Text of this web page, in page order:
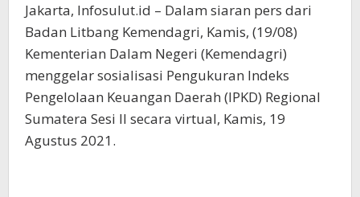
Jakarta, Infosulut.id – Dalam siaran pers dari
Badan Litbang Kemendagri, Kamis, (19/08)
Kementerian Dalam Negeri (Kemendagri)
menggelar sosialisasi Pengukuran Indeks
Pengelolaan Keuangan Daerah (IPKD) Regional
Sumatera Sesi II secara virtual, Kamis, 19
Agustus 2021.